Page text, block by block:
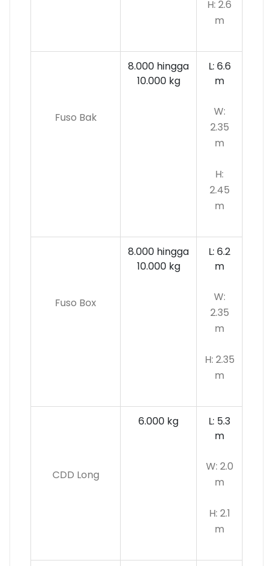
H: 2.6
m
Fuso Bak
8.000 hingga
10.000kg
L: 6.6
m
W:
2.35
m
H:
2.45
m
Fuso Box
8.000 hingga
10.000 kg
L: 6.2
m
W:
2.35
m
H: 2.35
m
CDD Long
6.000 kg
L: 5.3
m
W: 2.0
m
H: 2.1
m